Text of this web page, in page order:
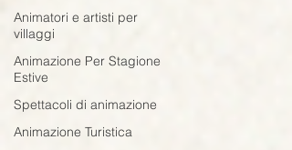
Animatori e artisti per
villaggi
Animazione Per Stagione
Estive
Spettacoli di animazione
Animazione Turistica